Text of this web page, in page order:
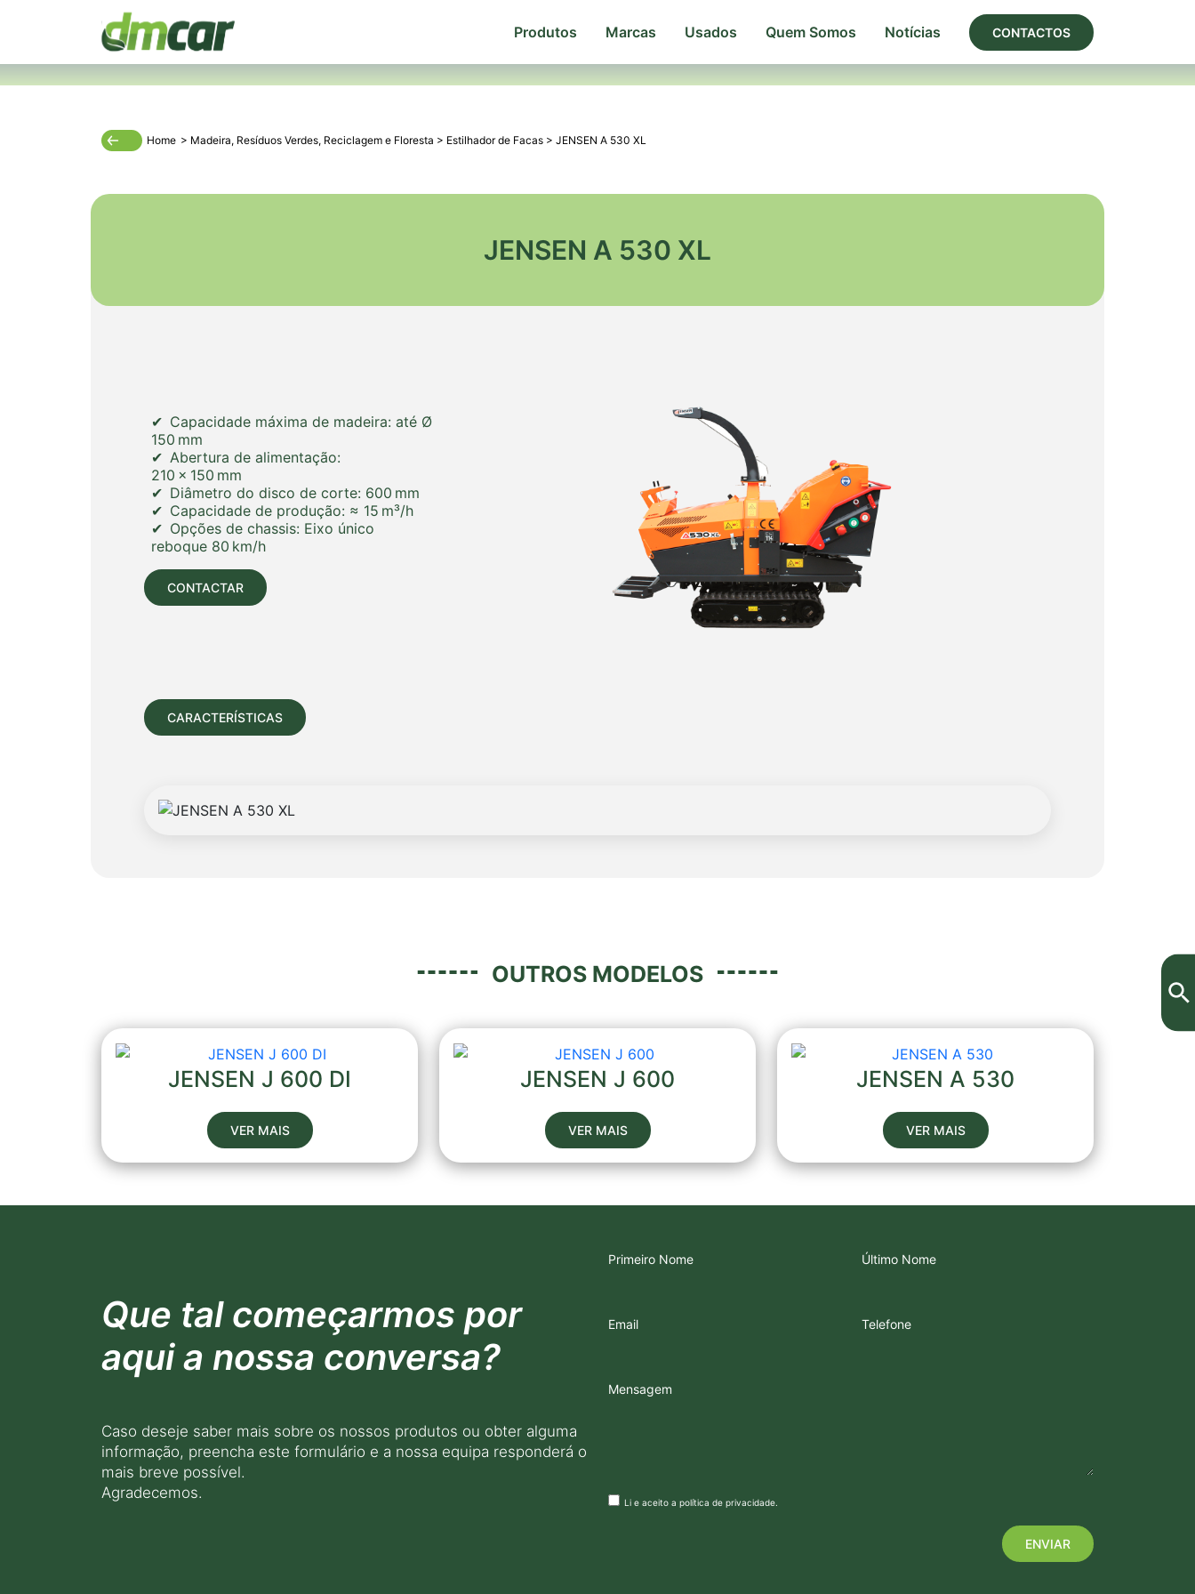
Produtos Marcas Usados Quem Somos Notícias CONTACTOS
Home > Madeira, Resíduos Verdes, Reciclagem e Floresta > Estilhador de Facas > JENSEN A 530 XL
JENSEN A 530 XL
Capacidade máxima de madeira: até Ø
150 mm
Abertura de alimentação:
210 × 150 mm
Diâmetro do disco de corte: 600 mm
Capacidade de produção: ≈ 15 m³/h
Opções de chassis: Eixo único
reboque 80 km/h
CONTACTAR
CARACTERÍSTICAS
OUTROS MODELOS
JENSEN J 600 DI
VER MAIS
JENSEN J 600
VER MAIS
JENSEN A 530
VER MAIS
Que tal começarmos por
aqui a nossa conversa?
Caso deseje saber mais sobre os nossos produtos ou obter alguma
informação, preencha este formulário e a nossa equipa responderá o
mais breve possível.
Agradecemos.
Primeiro Nome Último Nome
Email Telefone
Mensagem
Li e aceito a política de privacidade